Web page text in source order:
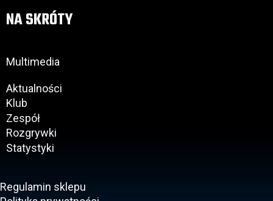
NA SKRÓTY
Multimedia
Aktualności
Klub
Zespół
Rozgrywki
Statystyki
Regulamin sklepu